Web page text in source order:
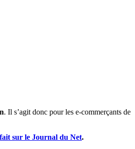
. Il s’agit donc pour les e-commerçants de
sur le Journal du Net.